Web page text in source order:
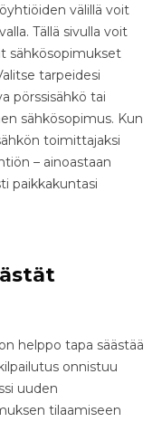
välillä voit
Tällä sivulla voit
sähkösopimukset
tarpeidesi
pörssisähkö tai
sähkösopimus. Kun
toimittajaksi
– ainoastaan
paikkakuntasi
helppo tapa säästää
onnistuu
uuden
tilaamiseen